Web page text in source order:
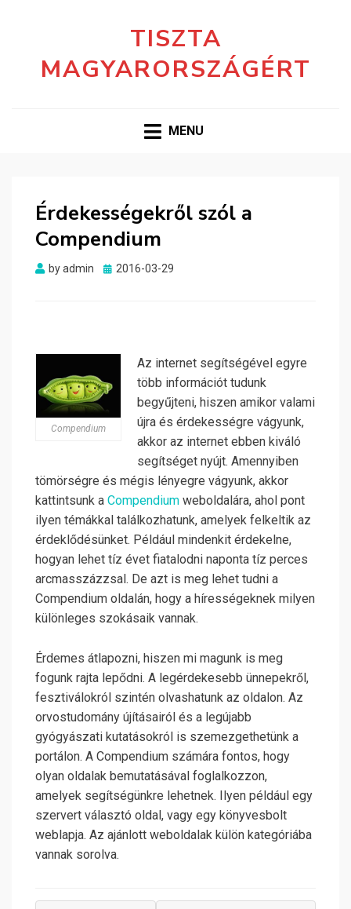
TISZTA
MAGYARORSZÁGÉRT
MENU
Érdekességekről szól a
Compendium
byadmin
Posted
2016-03-29
Compendium
Az internet segítségével egyre
több információt tudunk
begyűjteni, hiszen amikor valami
újra és érdekességre vágyunk,
akkor az internet ebben kiváló
segítséget nyújt. Amennyiben
tömörségre és mégis lényegre vágyunk, akkor
kattintsunk a Compendium weboldalára, ahol pont
ilyen témákkal találkozhatunk, amelyek felkeltik az
érdeklődésünket. Például mindenkit érdekelne,
hogyan lehet tíz évet fiatalodni naponta tíz perces
arcmasszázzsal. De azt is meg lehet tudni a
Compendium oldalán, hogy a hírességeknek milyen
különleges szokásaik vannak.
Érdemes átlapozni, hiszen mi magunk is meg
fogunk rajta lepődni. A legérdekesebb ünnepekről,
fesztiválokról szintén olvashatunk az oldalon. Az
orvostudomány újításairól és a legújabb
gyógyászati kutatásokról is szemezgethetünk a
portálon. A Compendium számára fontos, hogy
olyan oldalak bemutatásával foglalkozzon,
amelyek segítségünkre lehetnek. Ilyen például egy
szervert választó oldal, vagy egy könyvesbolt
weblapja. Az ajánlott weboldalak külön kategóriába
vannak sorolva.